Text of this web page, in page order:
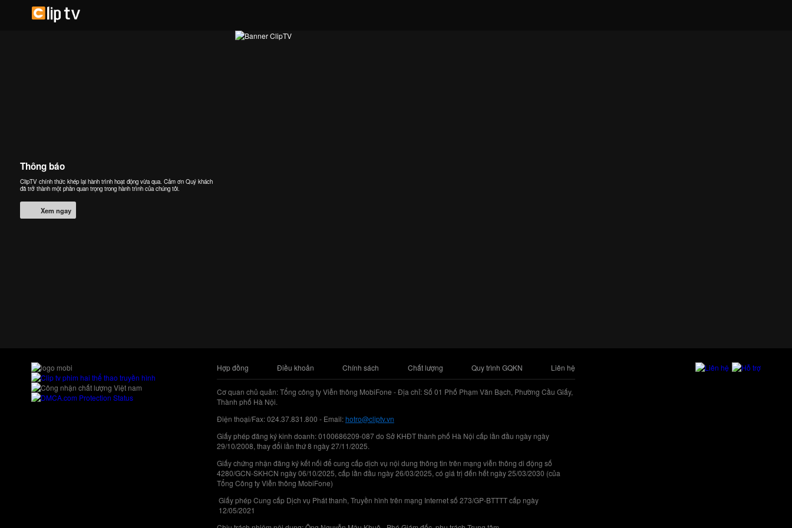
Thông báo
ClipTV chính thức khép lại hành trình hoạt động vừa qua. Cảm ơn Quý khách
đã trở thành một phần quan trọng trong hành trình của chúng tôi.
Xem ngay
Hợp đồng Điều khoản Chính sách Chất lượng Quy trình GQKN Liên hệ
Cơ quan chủ quản: Tổng công ty Viễn thông MobiFone - Địa chỉ: Số 01 Phố Phạm Văn Bạch, Phường Cầu Giấy,
Thành phố Hà Nội.
Điện thoại/Fax: 024.37.831.800 - Email:hotro@cliptv.vn
Giấy phép đăng ký kinh doanh: 0100686209-087 do Sở KHĐT thành phố Hà Nội cấp lần đầu ngày ngày
29/10/2008, thay đổi lần thứ 8 ngày 27/11/2025.
Giấy chứng nhận đăng ký kết nối để cung cấp dịch vụ nội dung thông tin trên mạng viễn thông di động số
4280/GCN-SKHCN ngày 06/10/2025, cấp lần đầu ngày 26/03/2025, có giá trị đến hết ngày 25/03/2030 (của
Tổng Công ty Viễn thông MobiFone)
Giấy phép Cung cấp Dịch vụ Phát thanh, Truyền hình trên mạng Internet số 273/GP-BTTTT cấp ngày
12/05/2021